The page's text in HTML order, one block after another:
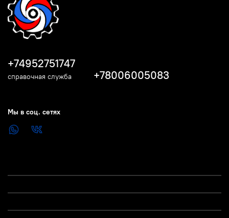
+74952751747
справочная служба +78006005083
Мы в соц. сетях